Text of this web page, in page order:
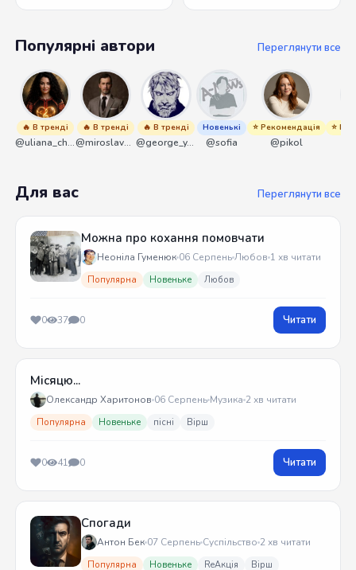
Популярні автори Переглянути все
🔥 В тренді
@uliana_chernenko
🔥 В тренді
@miroslavmaniyk
🔥 В тренді
@george_y_lawlett
Новенькі
@sofia
⭐ Рекомендація
@pikol
⭐
Для вас Переглянути все
Можна про кохання помовчати
Неоніла Гуменюк 06 СерпеньЛюбов 1 хв читати
Популярна Новеньке Любов
0 37 0 Читати
Місяцю...
Олександр Харитонов 06 Серпень Музика 2 хв читати
Популярна Новеньке пісні Вірш
0 41 0 Читати
Спогади
Антон Бек 07 Серпень Суспільство 2 хв читати
Популярна Новеньке ReАкція Вірш